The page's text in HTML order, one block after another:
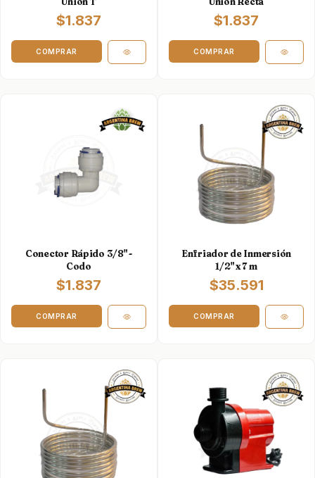
$1.837 $1.837
Conector Rápido 3/8" -
Codo
$1.837
Enfriador de Inmersión
1/2" x 7 m
$35.591